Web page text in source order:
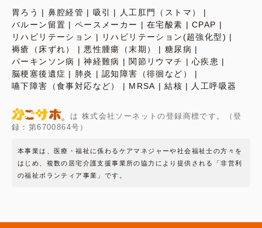
胃ろう
鼻腔経管 吸引
人工肛門（ストマ）
バルーン留置
ペースメーカー 在宅酸素
CPAP
リハビリテーション
リハビリテーション(超強化型)
褥瘡（床ずれ）
悪性腫瘍（末期）
糖尿病
パーキンソン病
神経難病 関節リウマチ
心疾患
脳梗塞後遺症
肺炎
認知障害（徘徊など）
嚥下障害（食事対応など）
MRSA 結核 人工呼吸器
は 株式会社ソーネットの登録商標です。（登
録：第6700864号）
本事業は、医療・福祉に係わるケアマネジャーや社会福祉士の方々を
はじめ、複数の居宅介護支援事業所の協力により提供される「非営利
の福祉ボランティア事業」です。